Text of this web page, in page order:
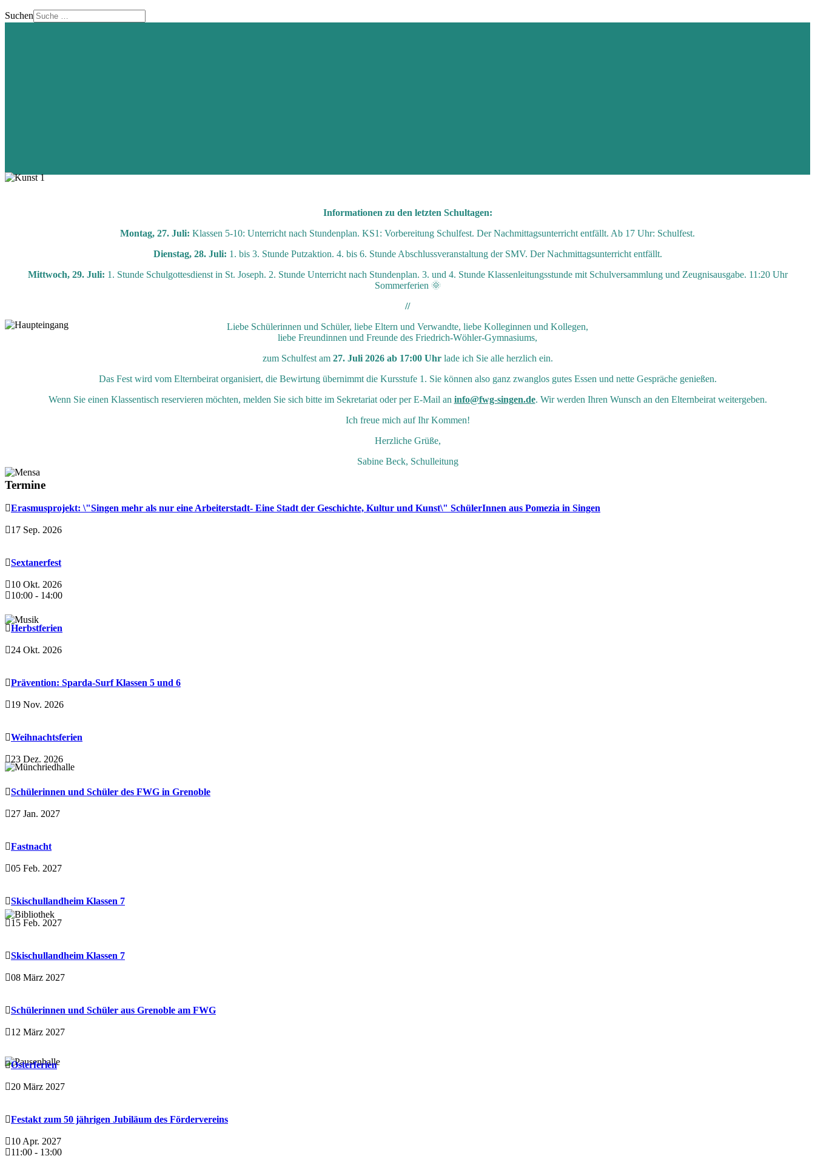
Suchen
Informationen zu den letzten Schultagen:
Montag, 27. Juli: Klassen 5-10: Unterricht nach Stundenplan. KS1: Vorbereitung Schulfest. Der Nachmittagsunterricht entfällt. Ab 17 Uhr: Schulfest.
Dienstag, 28. Juli: 1. bis 3. Stunde Putzaktion. 4. bis 6. Stunde Abschlussveranstaltung der SMV. Der Nachmittagsunterricht entfällt.
Mittwoch, 29. Juli: 1. Stunde Schulgottesdienst in St. Joseph. 2. Stunde Unterricht nach Stundenplan. 3. und 4. Stunde Klassenleitungsstunde mit Schulversammlung und Zeugnisausgabe. 11:20 Uhr
Sommerferien 🌞
//
Liebe Schülerinnen und Schüler, liebe Eltern und Verwandte, liebe Kolleginnen und Kollegen,
liebe Freundinnen und Freunde des Friedrich-Wöhler-Gymnasiums,
zum Schulfest am 27. Juli 2026 ab 17:00 Uhrlade ich Sie alle herzlich ein.
Das Fest wird vom Elternbeirat organisiert, die Bewirtung übernimmt die Kursstufe 1. Sie können also ganz zwanglos gutes Essen und nette Gespräche genießen.
Wenn Sie einen Klassentisch reservieren möchten, melden Sie sich bitte im Sekretariat oder per E-Mail an info@fwg-singen.de. Wir werden Ihren Wunsch an den Elternbeirat weitergeben.
Ich freue mich auf Ihr Kommen!
Herzliche Grüße,
Sabine Beck, Schulleitung
Termine
Erasmusprojekt: \"Singen mehr als nur eine Arbeiterstadt- Eine Stadt der Geschichte, Kultur und Kunst\" SchülerInnen aus Pomezia in Singen
17 Sep. 2026
Sextanerfest
10 Okt. 2026
10:00 - 14:00
Herbstferien
24 Okt. 2026
Prävention: Sparda-Surf Klassen 5 und 6
19 Nov. 2026
Weihnachtsferien
23 Dez. 2026
Schülerinnen und Schüler des FWG in Grenoble
27 Jan. 2027
Fastnacht
05 Feb. 2027
Skischullandheim Klassen 7
15 Feb. 2027
Skischullandheim Klassen 7
08 März 2027
Schülerinnen und Schüler aus Grenoble am FWG
12 März 2027
Osterferien
20 März 2027
Festakt zum 50 jährigen Jubiläum des Fördervereins
10 Apr. 2027
11:00 - 13:00